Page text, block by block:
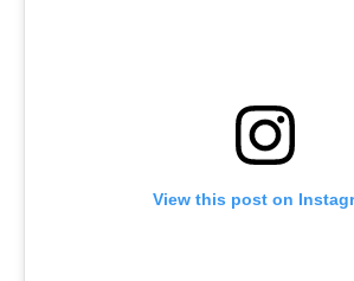
View this post on